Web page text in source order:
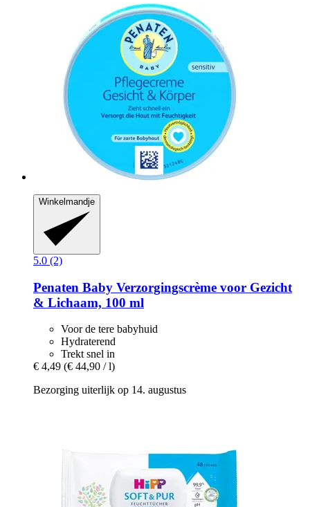
Winkelmandje
5.0 (2)
Penaten Baby Verzorgingscrème voor Gezicht
& Lichaam, 100 ml
Voor de tere babyhuid
Hydraterend
Trekt snel in
€ 4,49 (€ 44,90 / l)
Bezorging uiterlijk op 14. augustus